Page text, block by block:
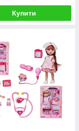
Купити